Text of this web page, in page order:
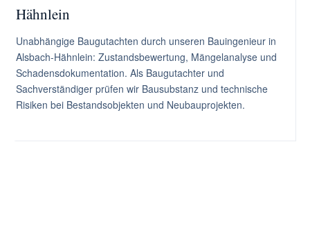
Hähnlein
Unabhängige Baugutachten durch unseren Bauingenieur in
Alsbach-Hähnlein: Zustandsbewertung, Mängelanalyse und
Schadensdokumentation. Als Baugutachter und
Sachverständiger prüfen wir Bausubstanz und technische
Risiken bei Bestandsobjekten und Neubauprojekten.